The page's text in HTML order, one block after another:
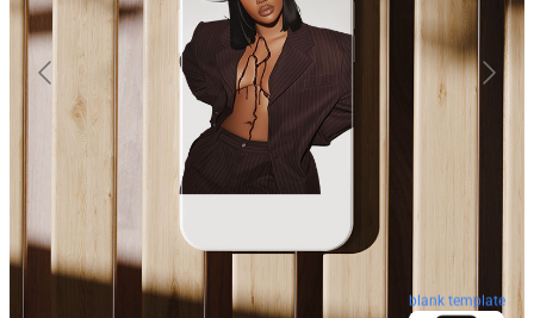
blank template